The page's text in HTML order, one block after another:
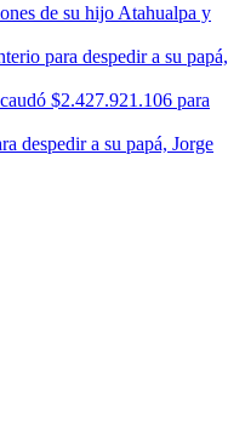
de su hijo Atahualpa y
para despedir a su papá,
$2.427.921.106 para
despedir a su papá, Jorge